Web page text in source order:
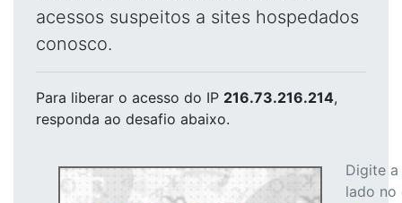
acessos suspeitos a sites hospedados
conosco.
Para liberar o acesso do IP 216.73.216.214,
responda ao desafio abaixo.
Digite
lado no